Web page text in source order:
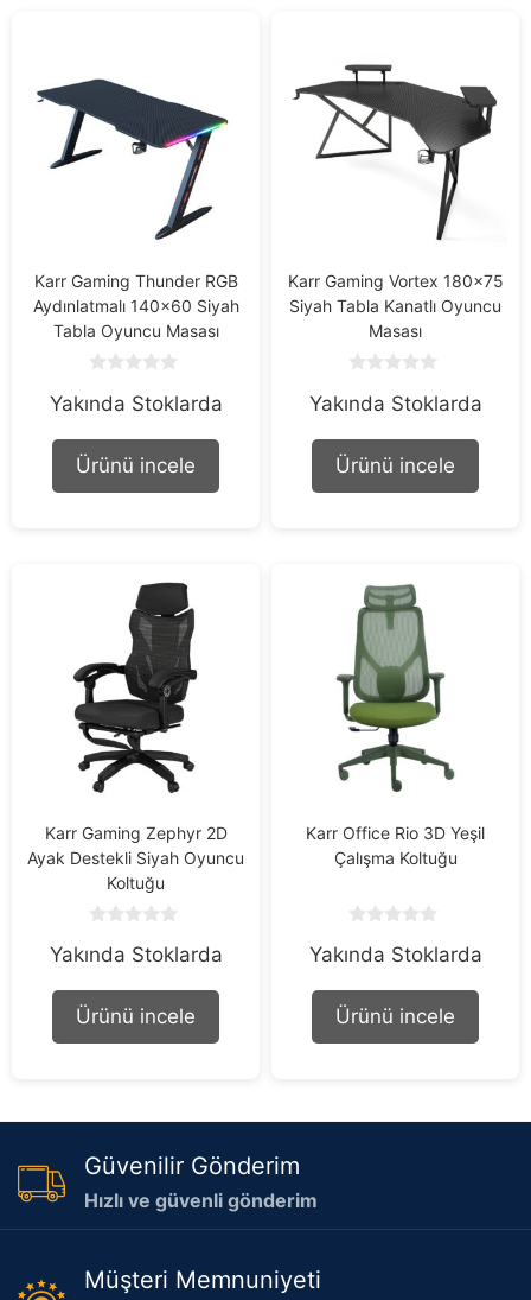
Karr Gaming Thunder RGB
Aydınlatmalı 140×60 Siyah
Tabla Oyuncu Masası
o
t
f
Yakında Stoklarda
Ürünü incele
Karr Gaming Vortex 180×75
Siyah Tabla Kanatlı Oyuncu
Masası
o
t
f
Yakında Stoklarda
Ürünü incele
Karr Gaming Zephyr 2D
Ayak Destekli Siyah Oyuncu
Koltuğu
o
t
f
Yakında Stoklarda
Ürünü incele
Karr Office Rio 3D Yeşil
Çalışma Koltuğu
o
t
f
Yakında Stoklarda
Ürünü incele
Güvenilir Gönderim
Hızlı ve güvenli gönderim
Müşteri Memnuniyeti